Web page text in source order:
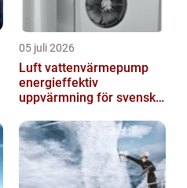
05 juli 2026
Luft vattenvärmepump
energieffektiv
uppvärmning för svenska